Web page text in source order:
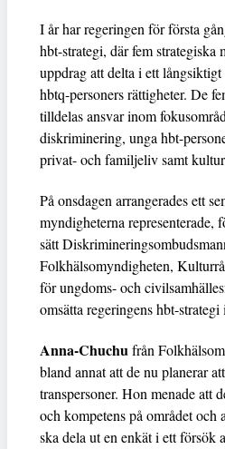
I år har regeringen för första
hbt-strategi, där fem strategiska
uppdrag att delta i ett
hbtq-personers rättigheter. De
tilldelas ansvar inom
diskriminering, unga hbt-
privat- och familjeliv samt
På onsdagen arrangerades ett
myndigheterna representerade,
sätt
Folkhälsomyndigheten,
för ungdoms- och
omsätta regeringens hbt-
Anna-Chuchufrån
bland annat att de nu planerar
transpersoner. Hon menade att
och kompetens på området och
ska dela ut en enkät i ett försök